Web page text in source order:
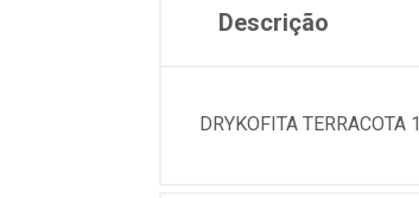
Descrição
DRYKOFITA